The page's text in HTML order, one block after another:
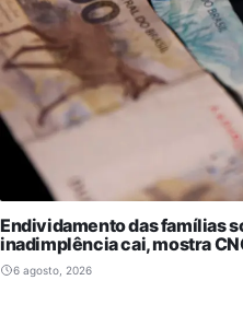
Endividamento das famílias
inadimplência cai, mostra
6 agosto, 2026